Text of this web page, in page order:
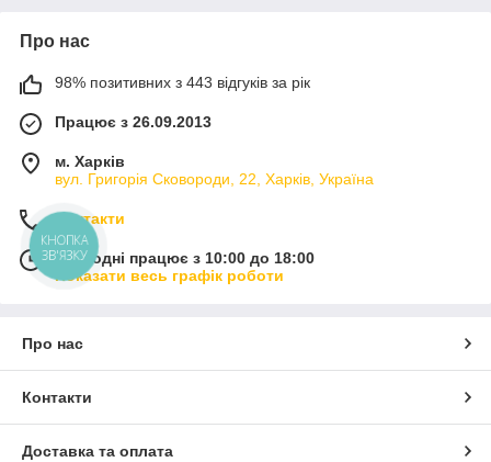
Про нас
98% позитивних з 443 відгуків за рік
Працює з 26.09.2013
м. Харків
вул. Григорія Сковороди, 22, Харків, Україна
Контакти
Сьогодні працює з 10:00 до 18:00
Показати весь графік роботи
Про нас
Контакти
Доставка та оплата
КНОПКА
ЗВ'ЯЗКУ